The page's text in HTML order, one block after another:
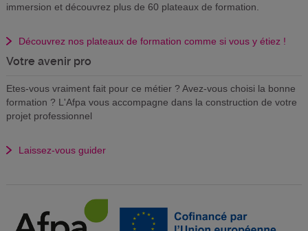
immersion et découvrez plus de 60 plateaux de formation.
Découvrez nos plateaux de formation comme si vous y étiez !
Votre avenir pro
Etes-vous vraiment fait pour ce métier ? Avez-vous choisi la bonne
formation ? L'Afpa vous accompagne dans la construction de votre
projet professionnel
Laissez-vous guider